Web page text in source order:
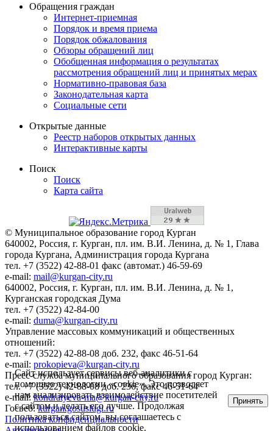
Обращения граждан
Интернет-приемная
Порядок и время приема
Порядок обжалования
Обзоры обращений лиц
Обобщенная информация о результатах
рассмотрения обращений лиц и принятых мерах
Нормативно-правовая база
Законодательная карта
Социальные сети
Открытые данные
Реестр наборов открытых данных
Интерактивные карты
Поиск
Поиск
Карта сайта
© Муниципальное образование город Курган
640002, Россия, г. Курган, пл. им. В.И. Ленина, д. № 1, Глава
города Кургана, Администрация города Кургана
тел. +7 (3522) 42-88-01 факс (автомат.) 46-59-69
e-mail: mail@kurgan-city.ru
640002, Россия, г. Курган, пл. им. В.И. Ленина, д. № 1,
Курганская городская Дума
тел. +7 (3522) 42-84-00
e-mail: duma@kurgan-city.ru
Управление массовых коммуникаций и общественных
отношений:
тел. +7 (3522) 42-88-08 доб. 232, факс 46-51-64
e-mail: prokopieva@kurgan-city.ru
Пресс-служба муниципального образования город Курган:
тел. +7 (3522) 42-88-08 доб. 236, факс 46-51-64
e-mail:kondratyeva-ma@kurgan-city.ru
Госвеб:kurgan.gosuslugi.ru
Политика конфиденциальности
Сайт использует сервисы веб-аналитики с
помощью технологии «cookie». Это позволяет
нам анализировать взаимодействие посетителей
с сайтом и делать его лучше. Продолжая
пользоваться сайтом, вы соглашаетесь с
использованием файлов cookie.
Принять